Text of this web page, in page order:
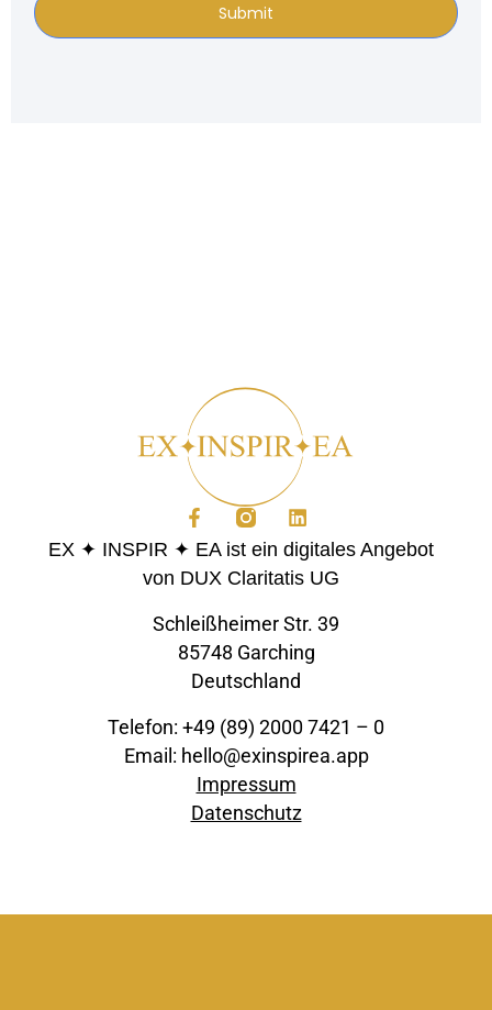
Submit
EX ✦ INSPIR ✦ EA ist ein digitales Angebot
von DUX Claritatis UG
Schleißheimer Str. 39
85748 Garching
Deutschland
Telefon: +49 (89) 2000 7421 – 0
Email: hello@exinspirea.app
Impressum
Datenschutz